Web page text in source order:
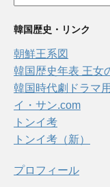
韓国歴史・リンク
朝鮮王系図
韓国歴史年表 王女
韓国時代劇ドラマ
イ・サン.com
トンイ考
トンイ考（新）
プロフィール